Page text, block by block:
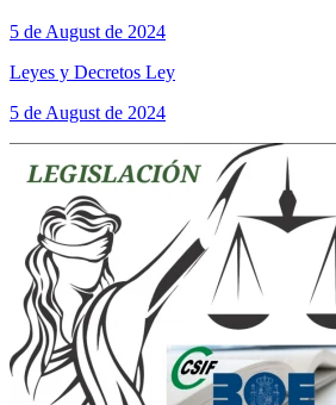
5 de August de 2024
Leyes y Decretos Ley
5 de August de 2024